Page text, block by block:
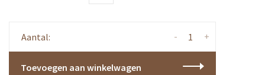
Aantal: +
-
Toevoegen aan winkelwagen